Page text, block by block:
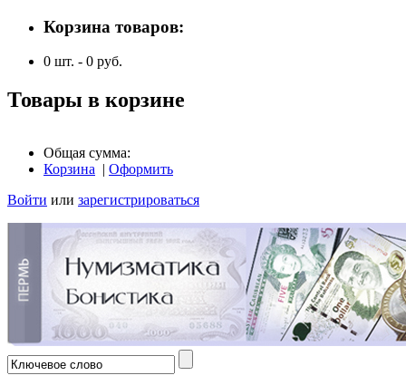
Корзина товаров:
0 шт. - 0 руб.
Товары в корзине
Общая сумма:
Корзина | Оформить
Войти или зарегистрироваться